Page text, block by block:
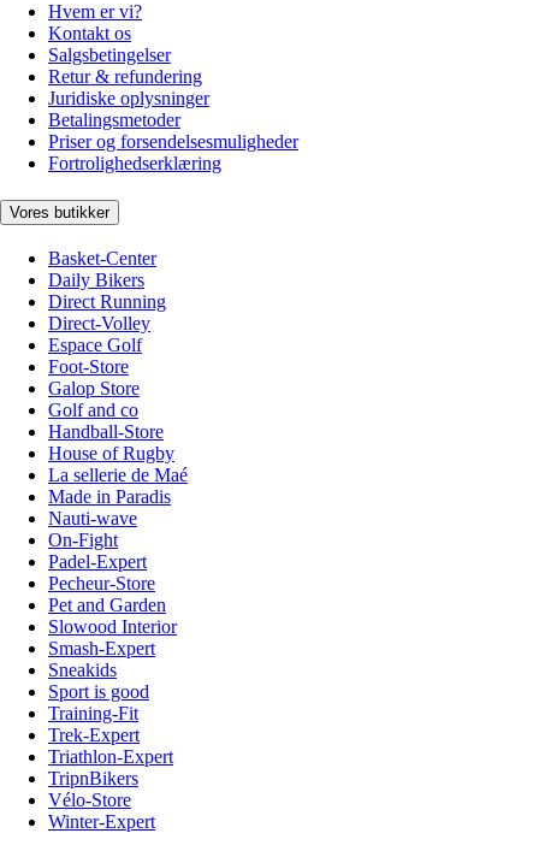
Hvem er vi?
Kontakt os
Salgsbetingelser
Retur & refundering
Juridiske oplysninger
Betalingsmetoder
Priser og forsendelsesmuligheder
Fortrolighedserklæring
Vores butikker
Basket-Center
Daily Bikers
Direct Running
Direct-Volley
Espace Golf
Foot-Store
Galop Store
Golf and co
Handball-Store
House of Rugby
La sellerie de Maé
Made in Paradis
Nauti-wave
On-Fight
Padel-Expert
Pecheur-Store
Pet and Garden
Slowood Interior
Smash-Expert
Sneakids
Sport is good
Training-Fit
Trek-Expert
Triathlon-Expert
TripnBikers
Vélo-Store
Winter-Expert